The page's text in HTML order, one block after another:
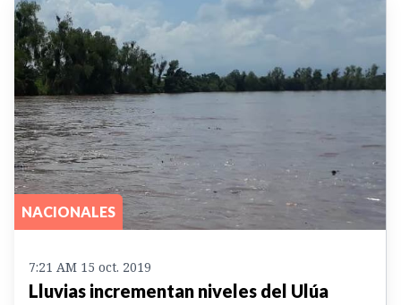
NACIONALES
7:21 AM 15 oct. 2019
Lluvias incrementan niveles del Ulúa